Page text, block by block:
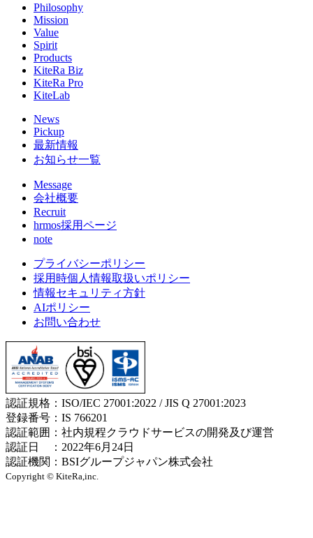
Philosophy
Mission
Value
Spirit
Products
KiteRa Biz
KiteRa Pro
KiteLab
News
Pickup
最新情報
お知らせ一覧
Message
会社概要
Recruit
hrmos採用ページ
note
プライバシーポリシー
採用時個人情報取扱いポリシー
情報セキュリティ方針
AIポリシー
お問い合わせ
認証規格：ISO/IEC 27001:2022 / JIS Q 27001:2023
登録番号：IS 766201
認証範囲：社内規程クラウドサービスの開発及び運営
認証日 ：2022年6月24日
認証機関：BSIグループジャパン株式会社
Copyright © KiteRa,inc.